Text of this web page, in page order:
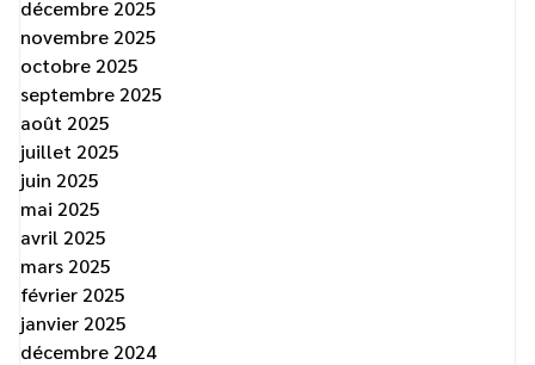
décembre 2025
novembre 2025
octobre 2025
septembre 2025
août 2025
juillet 2025
juin 2025
mai 2025
avril 2025
mars 2025
février 2025
janvier 2025
décembre 2024